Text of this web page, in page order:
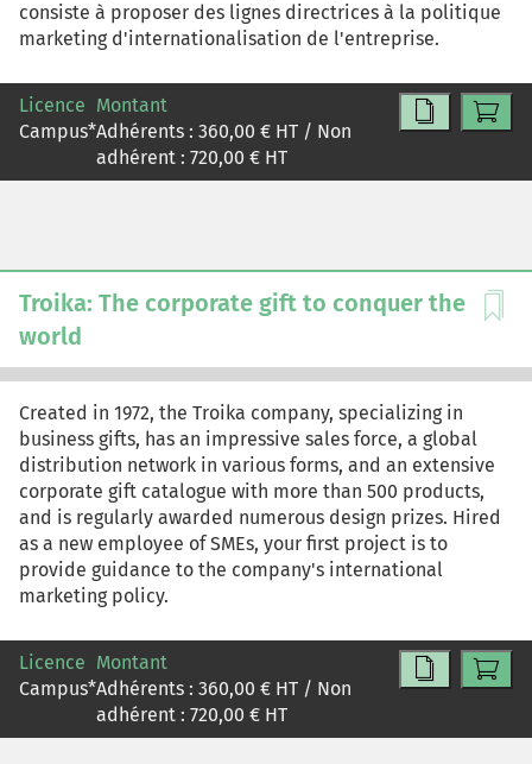
consiste à proposer des lignes directrices à la politique
marketing d'internationalisation de l'entreprise.
Licence
Campus*
Montant
Adhérents : 360,00 € HT / Non
adhérent : 720,00 € HT
Troika: The corporate gift to conquer the
world
Created in 1972, the Troika company, specializing in
business gifts, has an impressive sales force, a global
distribution network in various forms, and an extensive
corporate gift catalogue with more than 500 products,
and is regularly awarded numerous design prizes. Hired
as a new employee of SMEs, your first project is to
provide guidance to the company's international
marketing policy.
Licence
Campus*
Montant
Adhérents : 360,00 € HT / Non
adhérent : 720,00 € HT